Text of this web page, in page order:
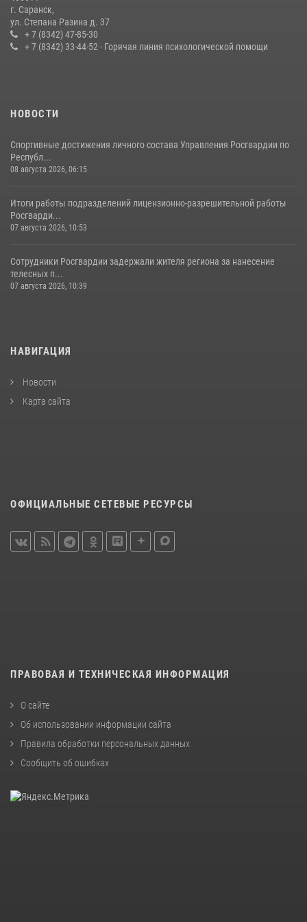
Сотрудники Росгвардии обеспечили безопасность Всероссийского
конкурса профмастерства в Саранске
23 июля 2026, 11:54 4
г. Саранск,
ул. Степана Разина д. 37
+ 7 (8342) 47-85-30
+ 7 (8342) 33-44-52 - Горячая линия психологической помощи
НОВОСТИ
Спортивные достижения личного состава Управления Росгвардии по
Республ...
08 августа 2026, 06:15
Итоги работы подразделений лицензионно-разрешительной работы
Росгварди...
07 августа 2026, 10:53
Сотрудники Росгвардии задержали жителя региона за нанесение
телесных п...
07 августа 2026, 10:39
НАВИГАЦИЯ
Новости
Карта сайта
ОФИЦИАЛЬНЫЕ СЕТЕВЫЕ РЕСУРСЫ
ПРАВОВАЯ И ТЕХНИЧЕСКАЯ ИНФОРМАЦИЯ
О сайте
Об использовании информации сайта
Правила обработки персональных данных
Сообщить об ошибках